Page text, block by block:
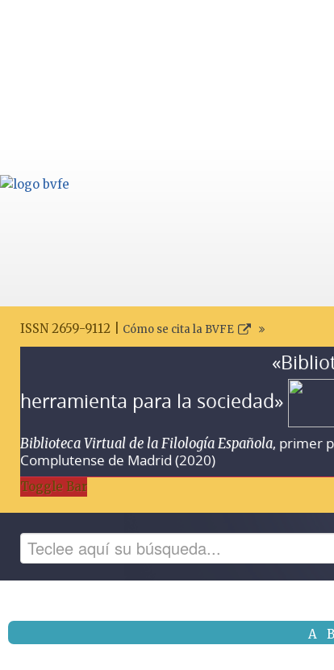
ISSN 2659-9112 | Cómo se cita la BVFE
herramienta para la sociedad»
Biblioteca Virtual de la Filología Española, primer
Complutense de Madrid (2020)
Toggle Bar
A B